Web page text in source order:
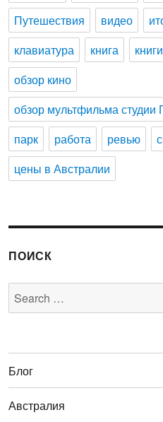
Путешествия
видео
клавиатура
книга книги
обзор кино
обзор мультфильма студии
парк
работа ревью
цены в Австралии
ПОИСК
Search
for:
Блог
Австралия